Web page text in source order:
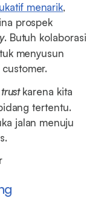
menarik,
prospek
. Butuh kolaborasi
menyusun
trustkarena kita
tertentu.
jalan menuju